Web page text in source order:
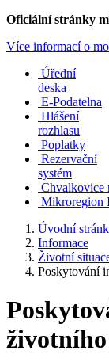
Oficiální stránky
Více informací o
Úřední
deska
E-Podatelna
Hlášení
rozhlasu
Poplatky
Rezervační
systém
Chvalkovice
Mikroregion
Úvodní
Informace
Životní
Poskytování